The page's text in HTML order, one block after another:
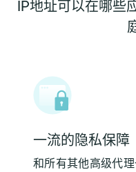
IP地址可以在哪些
一流的隐私保障
和所有其他高级代